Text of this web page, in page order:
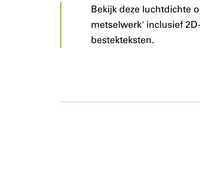
Bekijk deze luchtdichte
metselwerk' inclusief
bestekteksten.